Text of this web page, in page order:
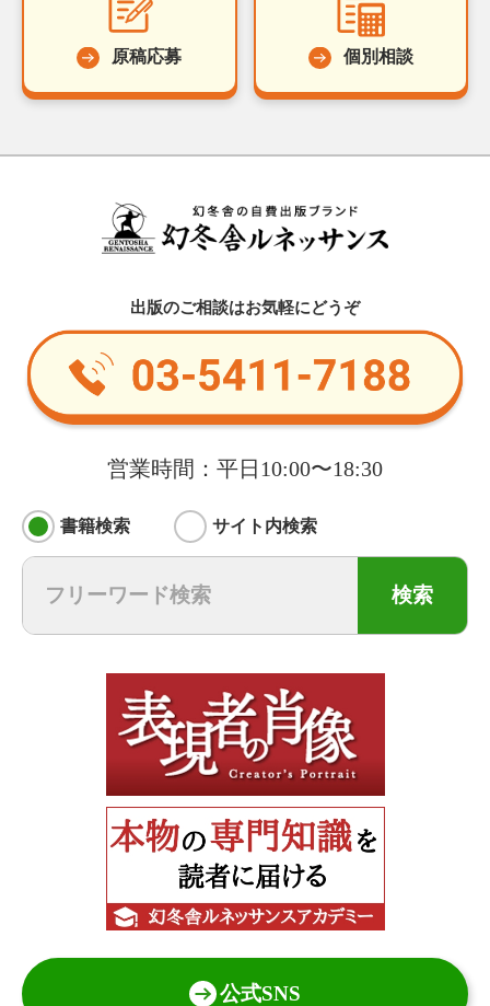
原稿応募 個別相談
出版のご相談はお気軽にどうぞ
営業時間：平日10:00〜18:30
書籍検索 サイト内検索
検索
公式SNS